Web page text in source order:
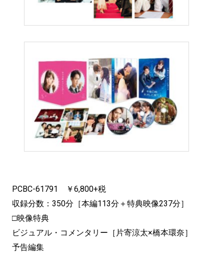
PCBC-61791 ￥6,800+税
収録分数：350分［本編113分＋特典映像237分］
□映像特典
ビジュアル・コメンタリー［片寄涼太×橋本環奈］
予告編集